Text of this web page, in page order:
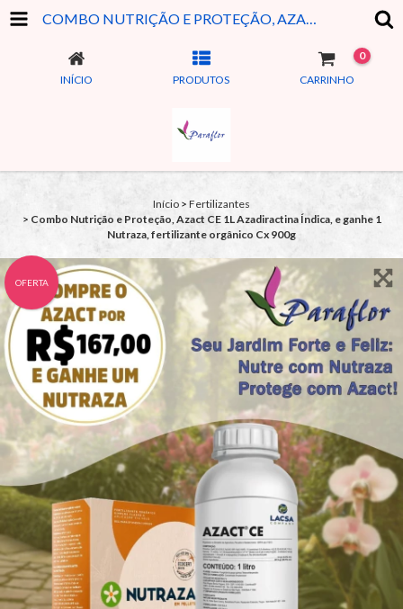
COMBO NUTRIÇÃO E PROTEÇÃO, AZACT CE 1L AZADIRACTINA ÍNDICA, E GANHE 1 NUTRAZA, FERTILIZANTE ORGÂNICO CX 900G
INÍCIO PRODUTOS CARRINHO
0
Início > Fertilizantes
> Combo Nutrição e Proteção, Azact CE 1L Azadiractina Índica, e ganhe 1
Nutraza, fertilizante orgânico Cx 900g
OFERTA